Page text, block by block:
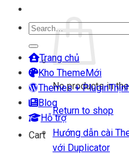
No products in
Return to shop
Cart
Search
for:
Trang chủ
Kho Theme
Themes + Plugin
Blog
Hỗ trợ
Hướng dẫn cài
với Duplicator